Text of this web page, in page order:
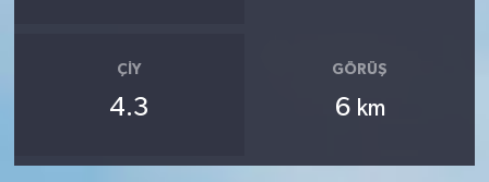
ÇIY
4.3
GÖRÜŞ
6 km